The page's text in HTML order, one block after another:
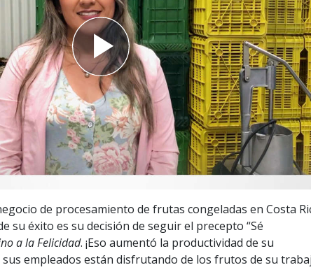
de procesamiento de frutas congeladas en Costa
su éxito es su decisión de seguir el precepto “Sé
a la Felicidad. ¡Eso aumentó la productividad de su
empleados están disfrutando de los frutos de su